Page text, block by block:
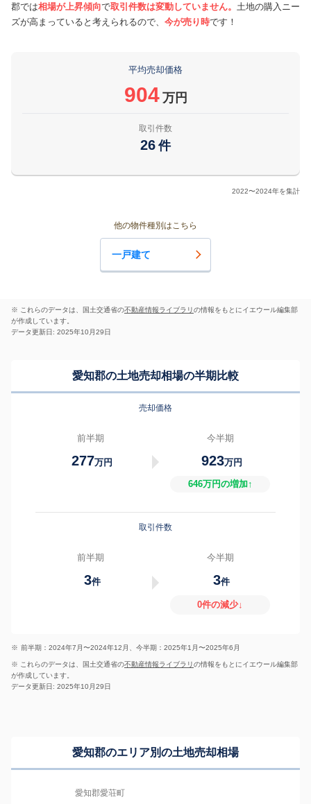
郡では相場が上昇傾向で取引件数は変動していません。 土地の購入ニー
ズが高まっていると考えられるので、 今が売り時です！
平均売却価格
904 万円
取引件数
26 件
2022〜2024年を集計
他の物件種別はこちら
一戸建て
※ これらのデータは、国土交通省の不動産情報ライブラリの情報をもとにイエウール編集部
が作成しています。
データ更新日: 2025年10月29日
愛知郡の土地売却相場の半期比較
売却価格
前半期
277万円
今半期
923万円
646万円の増加↑
取引件数
前半期
3件
今半期
3件
0件の減少↓
※ 前半期：2024年7月〜2024年12月、今半期：2025年1月〜2025年6月
※ これらのデータは、国土交通省の不動産情報ライブラリの情報をもとにイエウール編集部
が作成しています。
データ更新日: 2025年10月29日
愛知郡のエリア別の土地売却相場
愛知郡愛荘町